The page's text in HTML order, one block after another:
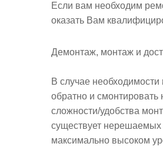
Если вам необходим
оказать Вам
Демонтаж, монтаж и
В случае
обратно и смонтировать
сложности/удобства
существует нерешаемых
максимально высоком